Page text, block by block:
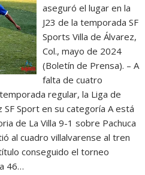
aseguró el lugar en la
J23 de la temporada SF
Sports Villa de Álvarez,
Col., mayo de 2024
(Boletín de Prensa). – A
falta de cuatro
regular, la Liga de
Sport en su categoría A está
de La Villa 9-1 sobre Pachuca
al cuadro villalvarense al tren
conseguido el torneo
46…